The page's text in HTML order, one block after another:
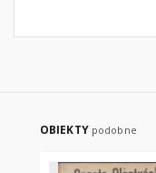
OBIEKTY podobne